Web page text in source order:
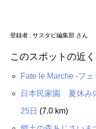
登録者 : サスタビ編集部 さん
このスポットの近
Fate le Marche -フ
日本民家園 夏休み
25日 (7.0 km)